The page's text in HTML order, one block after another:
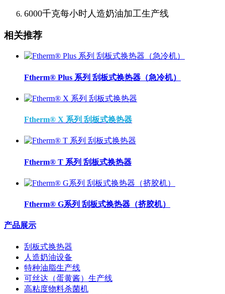
6000千克每小时人造奶油加工生产线
相关推荐
Ftherm® Plus 系列 刮板式换热器（急冷机）
Ftherm® X 系列 刮板式换热器
Ftherm® T 系列 刮板式换热器
Ftherm® G系列 刮板式换热器（挤胶机）
产品展示
刮板式换热器
人造奶油设备
特种油脂生产线
可丝达（蛋黄酱）生产线
高粘度物料杀菌机